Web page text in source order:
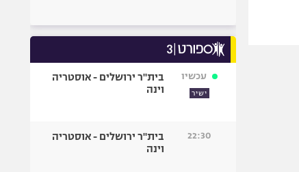
עכשיו
ישיר
בית"ר ירושלים - אוסטריה
וינה
22:30
בית"ר ירושלים - אוסטריה
וינה